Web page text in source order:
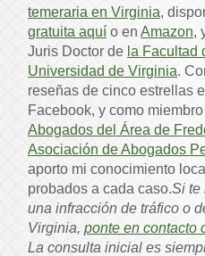
temeraria en Virginia,
gratuita aquí o en Amazon,
Juris Doctor de la Facultad
Universidad de Virginia.
reseñas de cinco estrellas
Facebook, y como miembro
Abogados del Área de
Asociación de Abogados
aporto mi conocimiento
probados a cada caso.Si te
una infracción de tráfico o
Virginia, ponte en contacto
La consulta inicial es